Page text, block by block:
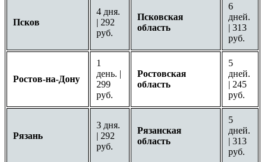
Псков
4 дня.
| 292
руб.
Псковская
область
6
дней.
| 313
руб.
Ростов-на-Дону
1
день. |
299
руб.
Ростовская
область
5
дней.
| 245
руб.
Рязань
3 дня.
| 292
руб.
Рязанская
область
5
дней.
| 313
руб.